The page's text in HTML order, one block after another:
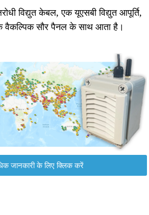
विद्युत केबल, एक यूएसबी विद्युत आपूर्ति,
वैकल्पिक सौर पैनल के साथ आता है।
जानकारी के लिए क्लिक करें